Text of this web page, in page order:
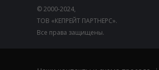
© 2000-2024,
ТОВ «КЕПРЕЙТ ПАРТНЕРС».
Все права защищены.